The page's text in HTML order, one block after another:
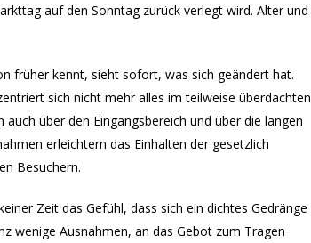
auf den Sonntag zurück verlegt wird. Alter und
früher kennt, sieht sofort, was sich geändert hat.
sich nicht mehr alles im teilweise überdachten
über den Eingangsbereich und über die langen
erleichtern das Einhalten der gesetzlich
Besuchern.
Zeit das Gefühl, dass sich ein dichtes Gedränge
wenige Ausnahmen, an das Gebot zum Tragen